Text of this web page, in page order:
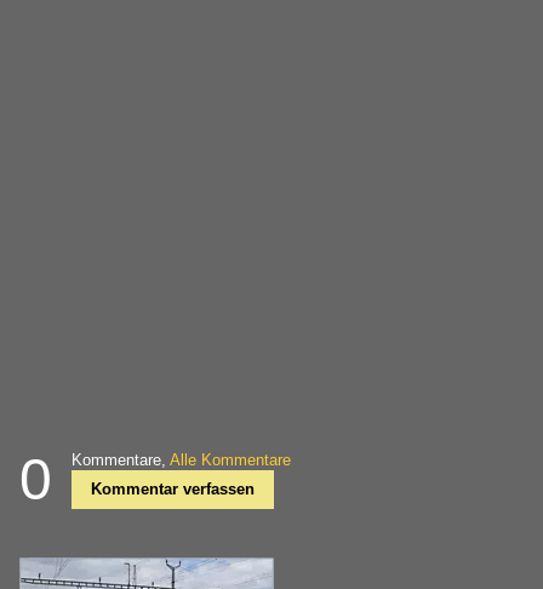
0 Kommentare, Alle Kommentare
Kommentar verfassen